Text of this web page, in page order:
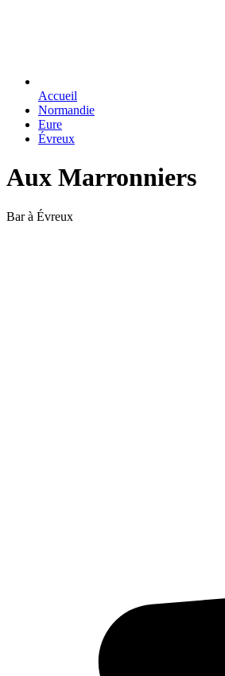
Accueil
Normandie
Eure
Évreux
Aux Marronniers
Bar à Évreux